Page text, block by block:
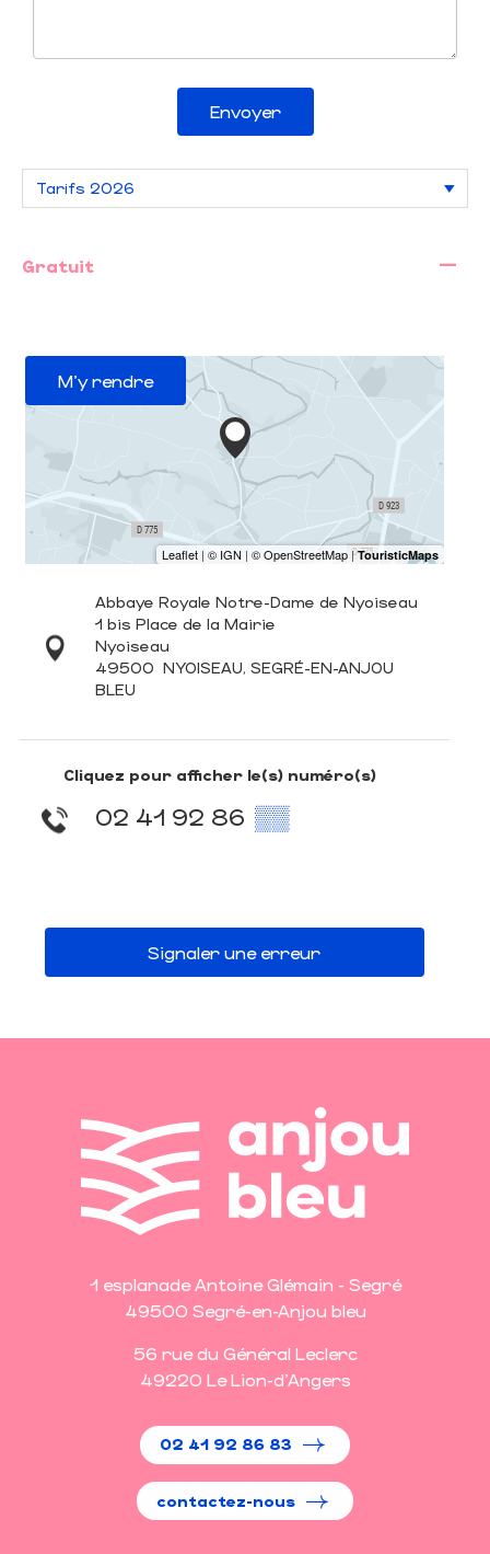
Envoyer
Gratuit —
M'y rendre
Abbaye Royale Notre-Dame de Nyoiseau
1 bis Place de la Mairie
Nyoiseau
49500 NYOISEAU, SEGRÉ-EN-ANJOU
BLEU
Cliquez pour afficher le(s) numéro(s)
02 41 92 86 ▒▒
Signaler une erreur
1 esplanade Antoine Glémain - Segré
49500 Segré-en-Anjou bleu
56 rue du Général Leclerc
49220 Le Lion-d'Angers
02 41 92 86 83
contactez-nous